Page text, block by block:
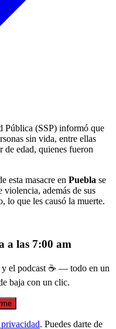
Pública (SSP) informó que
sin vida, entre ellas
de edad, quienes fueron
esta masacre en Puebla se
violencia, además de sus
lo que les causó la muerte.
a las 7:00 am
y el podcast ☕ — todo en un
baja con un clic.
. Puedes darte de